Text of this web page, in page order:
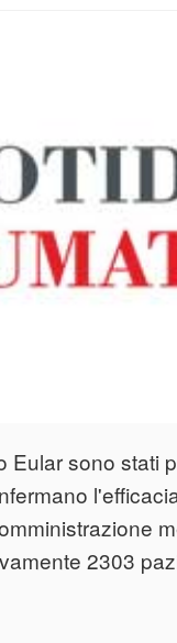
Eular sono stati
2303